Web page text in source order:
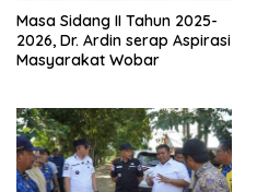
Masa Sidang II Tahun 2025-
2026, Dr. Ardin serap Aspirasi
Masyarakat Wobar